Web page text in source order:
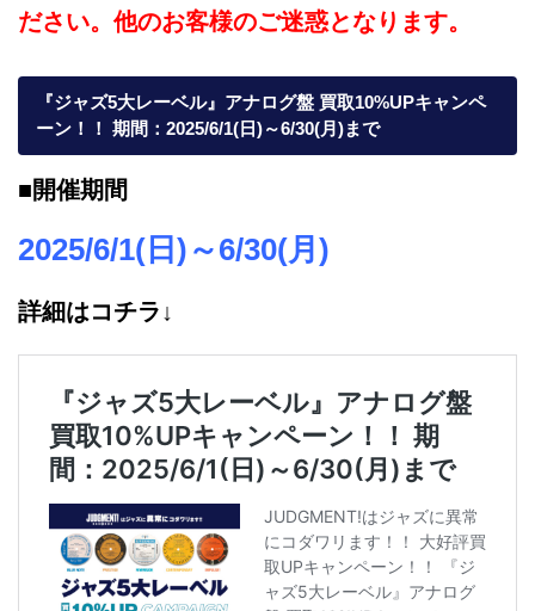
ださい。他のお客様のご迷惑となります。
『ジャズ5大レーベル』アナログ盤 買取10%UPキャンペ
ーン！！ 期間：2025/6/1(日)～6/30(月)まで
■開催期間
2025/6/1(日)～6/30(月)
詳細はコチラ↓